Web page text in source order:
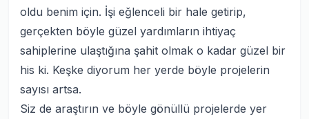
oldu benim için. İşi eğlenceli bir hale getirip,
gerçekten böyle güzel yardımların ihtiyaç
sahiplerine ulaştığına şahit olmak o kadar güzel bir
his ki. Keşke diyorum her yerde böyle projelerin
sayısı artsa.
Siz de araştırın ve böyle gönüllü projelerde yer